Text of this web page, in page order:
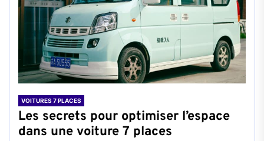
VOITURES 7 PLACES
Les secrets pour optimiser l’espace
dans une voiture 7 places